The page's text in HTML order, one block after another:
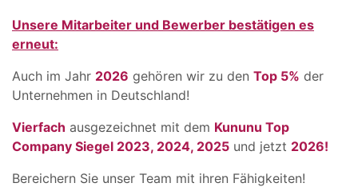
Unsere Mitarbeiter und Bewerber bestätigen es
erneut:
Auch im Jahr 2026 gehören wir zu den Top 5% der
Unternehmen in Deutschland!
Vierfach ausgezeichnet mit dem Kununu Top
Company Siegel 2023, 2024, 2025 und jetzt 2026!
Bereichern Sie unser Team mit ihren Fähigkeiten!